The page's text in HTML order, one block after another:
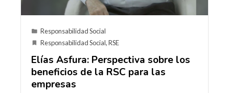
Responsabilidad Social
Responsabilidad Social,RSE
Elías Asfura: Perspectiva sobre los
beneficios de la RSC para las
empresas